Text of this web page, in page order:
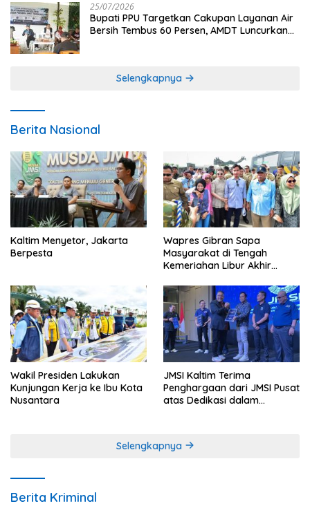
25/07/2026
Bupati PPU Targetkan Cakupan Layanan Air
Bersih Tembus 60 Persen, AMDT Luncurkan
Selengkapnya
Berita Nasional
Kaltim Menyetor, Jakarta
Berpesta
Wapres Gibran Sapa
Masyarakat di Tengah
Kemeriahan Libur Akhir
Wakil Presiden Lakukan
Kunjungan Kerja ke Ibu Kota
Nusantara
JMSI Kaltim Terima
Penghargaan dari JMSI Pusat
atas Dedikasi dalam
Selengkapnya
Berita Kriminal